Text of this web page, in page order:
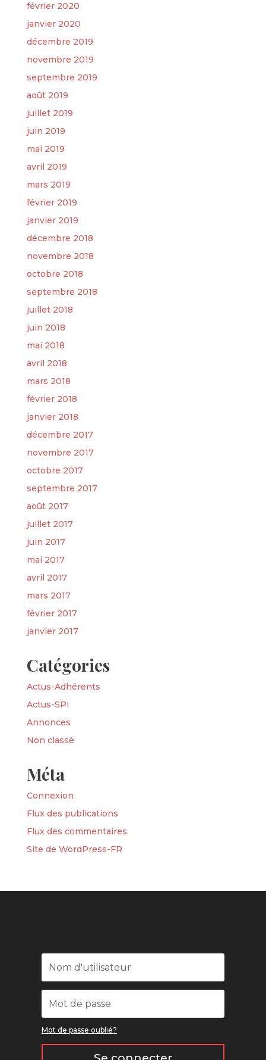
février 2020
janvier 2020
décembre 2019
novembre 2019
septembre 2019
août 2019
juillet 2019
juin 2019
mai 2019
avril 2019
mars 2019
février 2019
janvier 2019
décembre 2018
novembre 2018
octobre 2018
septembre 2018
juillet 2018
juin 2018
mai 2018
avril 2018
mars 2018
février 2018
janvier 2018
décembre 2017
novembre 2017
octobre 2017
septembre 2017
août 2017
juillet 2017
juin 2017
mai 2017
avril 2017
mars 2017
février 2017
janvier 2017
Catégories
Actus-Adhérents
Actus-SPI
Annonces
Non classé
Méta
Connexion
Flux des publications
Flux des commentaires
Site de WordPress-FR
Mot de passe oublié?